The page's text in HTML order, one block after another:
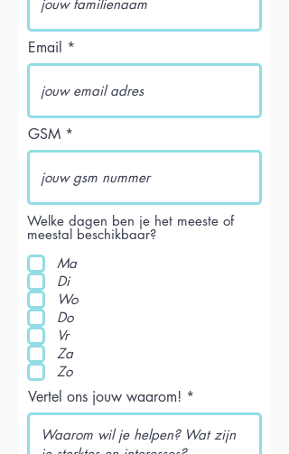
Email
GSM
Welke dagen ben je het meeste of
meestal beschikbaar?
Ma
Di
Wo
Do
Vr
Za
Zo
Vertel ons jouw waarom!